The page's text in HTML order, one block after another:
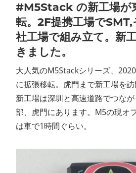
ガ
ジ
ン
#M5Stack の新工場が
転。2F提携工場で
社工場で組み立て。新
きました。
大人気のM5Stackシリーズ、
に拡張移転。虎門まで新工場を訪
新工場は深圳と高速道路でつな
部、虎門にあります。M5の現オ
は車で1時間ぐらい。